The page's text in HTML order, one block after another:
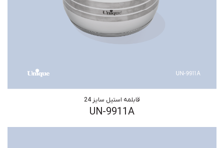
قابلمه استیل سایز 24
UN-9911A